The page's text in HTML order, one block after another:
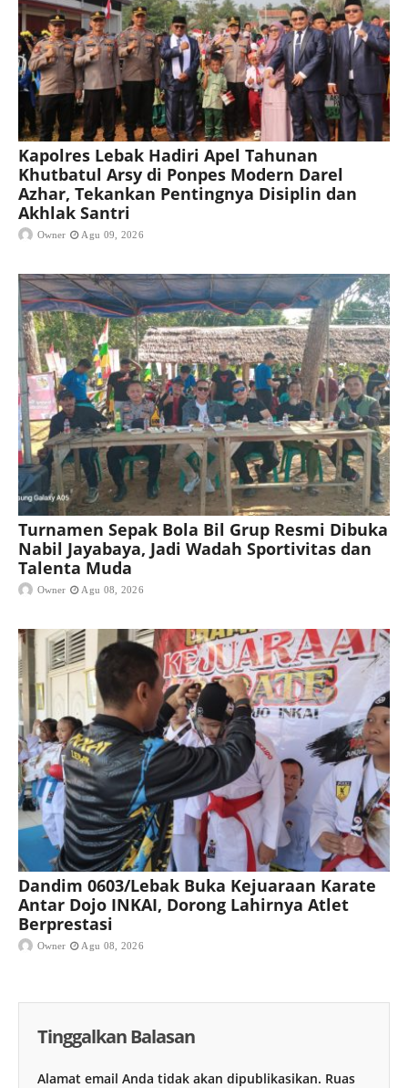
Kapolres Lebak Hadiri Apel Tahunan
Khutbatul Arsy di Ponpes Modern Darel
Azhar, Tekankan Pentingnya Disiplin dan
Akhlak Santri
Owner Agu 09, 2026
Turnamen Sepak Bola Bil Grup Resmi Dibuka
Nabil Jayabaya, Jadi Wadah Sportivitas dan
Talenta Muda
Owner Agu 08, 2026
Dandim 0603/Lebak Buka Kejuaraan Karate
Antar Dojo INKAI, Dorong Lahirnya Atlet
Berprestasi
Owner Agu 08, 2026
Tinggalkan Balasan
Alamat email Anda tidak akan dipublikasikan. Ruas